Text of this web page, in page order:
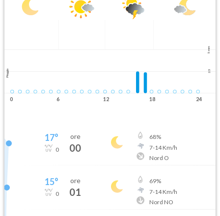
5 mm
2.5
Pioggia
0 6 12 18 24
17°
0
ore
00
68%
7-14Km/h
Nord O
15°
0
ore
01
69%
7-14Km/h
Nord NO